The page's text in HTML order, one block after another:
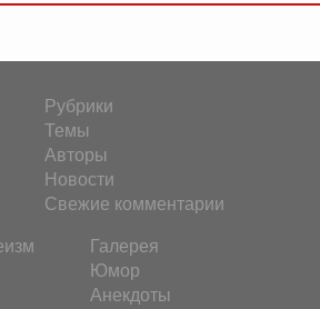
Рубрики
Темы
Авторы
Новости
Свежие комментарии
Галерея
Юмор
Анекдоты